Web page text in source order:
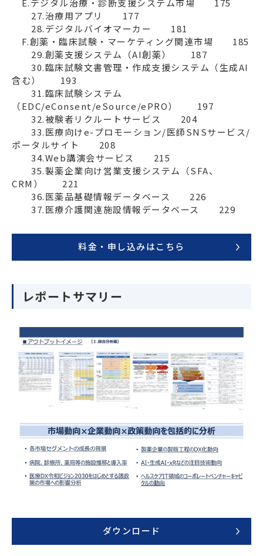
E.デジタル治療・診断支援システム市場　　175
27.治療用アプリ　　177
28.デジタルバイオマーカー　　181
F.創薬・臨床試験・マーケティング関連市場　　185
29.創薬支援システム（AI創薬）　　187
30.臨床試験文書管理・作成支援システム（生成AI
含む）　　193
31.臨床試験システム
（EDC/eConsent/eSource/ePRO）　　197
32.被験者リクルートサービス　　204
33.医療向けe-プロモーション/医師SNSサービス/
ポータルサイト　　208
34.Web講演会サービス　　215
35.製薬企業向け営業支援システム（SFA、
CRM）　　221
36.医薬品基礎情報データベース　　226
料金・申し込みはこちら
レポートサマリー
ダウンロード